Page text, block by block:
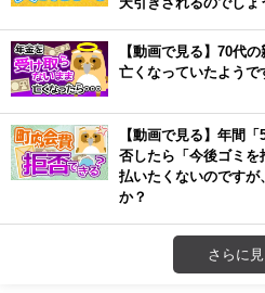
【動画で見る】70代
亡くなっていたよう
【動画で見る】年間
否したら「今後ゴミを
払いたくないのですが
か？
さらに